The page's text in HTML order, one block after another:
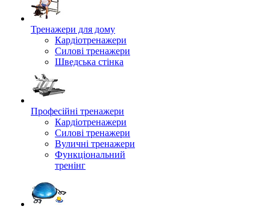
Тренажери для дому
Кардіотренажери
Силові тренажери
Шведська стінка
Професійні тренажери
Кардіотренажери
Силові тренажери
Вуличні тренажери
Функціональний
тренінг